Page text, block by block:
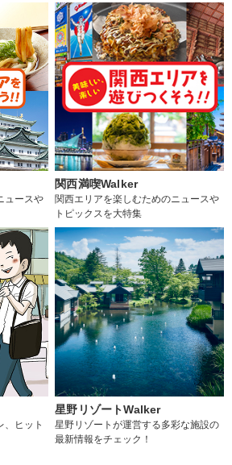
ュースや
関西満喫Walker
関西エリアを楽しむためのニュースや
トピックスを大特集
、ヒット
星野リゾートWalker
星野リゾートが運営する多彩な施設の
最新情報をチェック！